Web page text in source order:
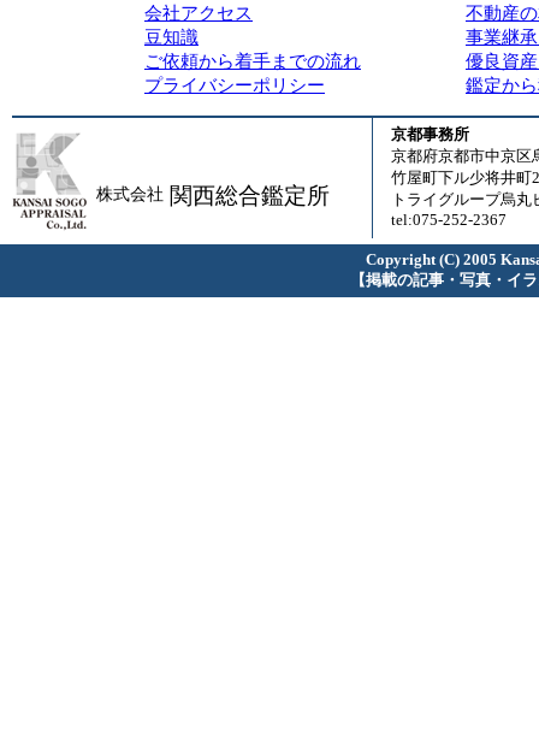
会社アクセス
豆知識
ご依頼から着手までの流れ
プライバシーポリシー
不動産
事業継
優良資
鑑定か
株式会社 関西総合鑑定所
京都事務所
京都府京都市中京区
竹屋町下ル少将井町
トライグループ烏丸
tel:075-252-2367
Copyright (C) 2005
【掲載の記事・写真・イラ